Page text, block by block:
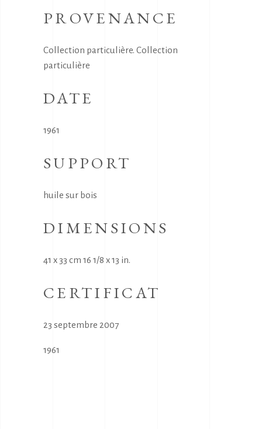
PROVENANCE
Collection particulière. Collection
particulière
DATE
1961
SUPPORT
huile sur bois
DIMENSIONS
41 x 33 cm 16 1/8 x 13 in.
CERTIFICAT
23 septembre 2007
1961